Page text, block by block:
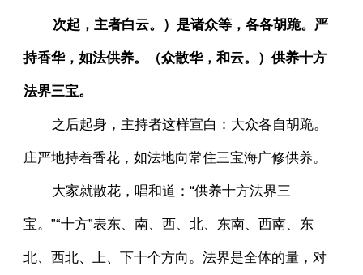
次起，主者白云。）是诸众等，各各胡跪。严
持香华，如法供养。（众散华，和云。）供养十方
法界三宝。
之后起身，主持者这样宣白：大众各自胡跪。
庄严地持着香花，如法地向常住三宝海广修供养。
大家就散花，唱和道：“供养十方法界三
宝。”“十方”表东、南、西、北、东南、西南、东
北、西北、上、下十个方向。法界是全体的量，对